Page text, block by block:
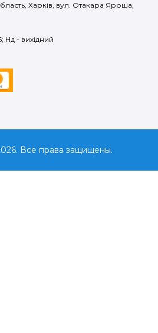
Харків, вул. Отакара Яроша,
Нд - вихідний
Все права защищены.